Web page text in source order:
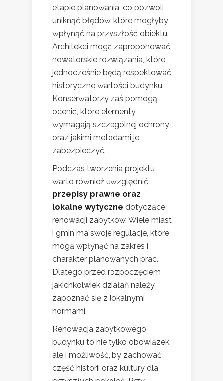
etapie planowania, co pozwoli
uniknąć błędów, które mogłyby
wpłynąć na przyszłość obiektu.
Architekci mogą zaproponować
nowatorskie rozwiązania, które
jednocześnie będą respektować
historyczne wartości budynku.
Konserwatorzy zaś pomogą
ocenić, które elementy
wymagają szczególnej ochrony
oraz jakimi metodami je
zabezpieczyć.
Podczas tworzenia projektu
warto również uwzględnić
przepisy prawne oraz
lokalne wytyczne dotyczące
renowacji zabytków. Wiele miast
i gmin ma swoje regulacje, które
mogą wpłynąć na zakres i
charakter planowanych prac.
Dlatego przed rozpoczęciem
jakichkolwiek działań należy
zapoznać się z lokalnymi
normami.
Renowacja zabytkowego
budynku to nie tylko obowiązek,
ale i możliwość, by zachować
część historii oraz kultury dla